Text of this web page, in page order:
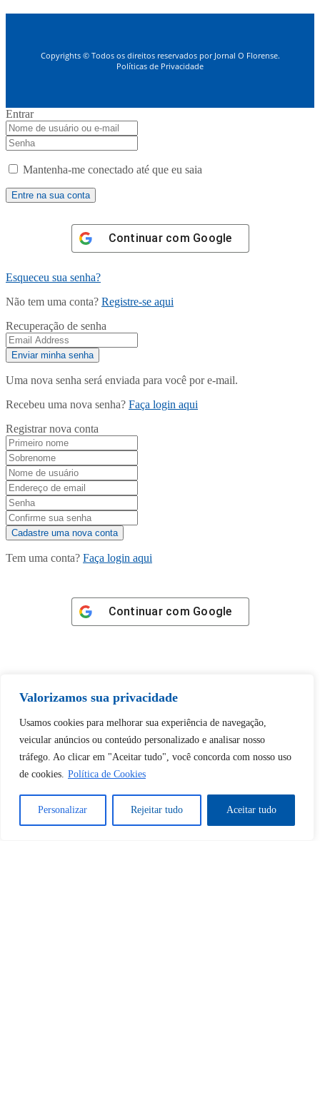
Valorizamos sua privacidade
Usamos cookies para melhorar sua experiência de navegação,
veicular anúncios ou conteúdo personalizado e analisar nosso
tráfego. Ao clicar em "Aceitar tudo", você concorda com nosso uso
de cookies. Política de Cookies
Personalizar Rejeitar tudo Aceitar tudo
Copyrights © Todos os direitos reservados por Jornal O Florense.
Políticas de Privacidade
Entrar
Mantenha-me conectado até que eu saia
Continuar com Google
Esqueceu sua senha?
Não tem uma conta? Registre-se aqui
Recuperação de senha
Uma nova senha será enviada para você por e-mail.
Recebeu uma nova senha? Faça login aqui
Registrar nova conta
Tem uma conta? Faça login aqui
Continuar com Google
desbloquear esta publicação?
Desbloquear esquerda : 0
Sim Não